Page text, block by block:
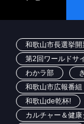
和歌山市長選挙開
第2回ワールドサ
わかラ部
和歌山市広報番組
和歌山de乾杯!
カルチャー＆健康